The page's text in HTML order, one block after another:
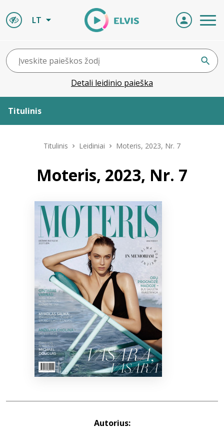
LT
Detali leidinio paieška
Titulinis
Leidiniai
Naujienos
Bibliotekoms
+370 667 80 541
info@elvislab.lt
Titulinis Leidiniai Moteris, 2023, Nr. 7
Moteris, 2023, Nr. 7
Autorius: